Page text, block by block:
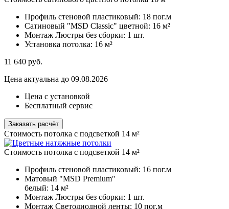
Профиль стеновой пластиковый: 18 пог.м
Сатиновый "MSD Classic" цветной: 16 м²
Монтаж Люстры без сборки: 1 шт.
Установка потолка: 16 м²
11 640 руб.
Цена актуальна до 09.08.2026
Цена с установкой
Бесплатный сервис
Заказать расчёт
Стоимость потолка с подсветкой 14 м²
Стоимость потолка с подсветкой 14 м²
Профиль стеновой пластиковый: 16 пог.м
Матовый "MSD Premium"
белый: 14 м²
Монтаж Люстры без сборки: 1 шт.
Монтаж Светодиодной ленты: 10 пог.м